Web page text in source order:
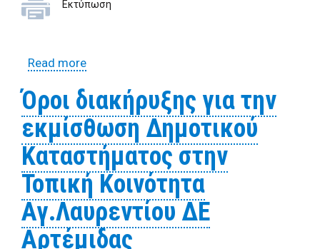
Εκτύπωση
Read moreabout Έρευνα αγοράς για την παροχή
Όροι διακήρυξης για την
εκμίσθωση Δημοτικού
Καταστήματος στην
Τοπική Κοινότητα
Αγ.Λαυρεντίου ΔΕ
Αρτέμιδας